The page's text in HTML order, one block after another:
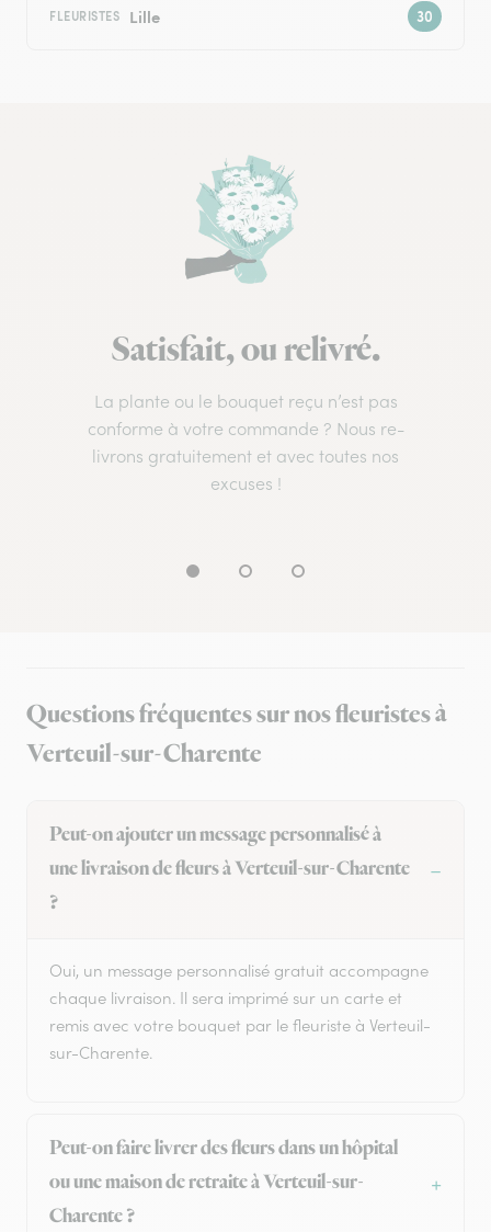
FLEURISTES Lille
Satisfait, ou relivré.
La plante ou le bouquet reçu n’est pas
conforme à votre commande ? Nous re-
livrons gratuitement et avec toutes nos
excuses !
Questions fréquentes sur nos fleuristes à
Verteuil-sur-Charente
Peut-on ajouter un message personnalisé à
une livraison de fleurs à Verteuil-sur-Charente
?
Oui, un message personnalisé gratuit accompagne
chaque livraison. Il sera imprimé sur un carte et
remis avec votre bouquet par le fleuriste à Verteuil-
sur-Charente.
Peut-on faire livrer des fleurs dans un hôpital
ou une maison de retraite à Verteuil-sur-
Charente ?